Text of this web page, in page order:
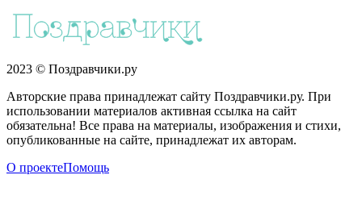
2023 © Поздравчики.ру
Авторские права принадлежат сайту Поздравчики.ру. При
использовании материалов активная ссылка на сайт
обязательна! Все права на материалы, изображения и стихи,
опубликованные на сайте, принадлежат их авторам.
О проектеПомощь